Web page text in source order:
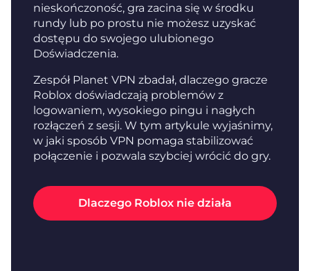
nieskończoność, gra zacina się w środku
rundy lub po prostu nie możesz uzyskać
dostępu do swojego ulubionego
Doświadczenia.
Zespół Planet VPN zbadał, dlaczego gracze
Roblox doświadczają problemów z
logowaniem, wysokiego pingu i nagłych
rozłączeń z sesji. W tym artykule wyjaśnimy,
w jaki sposób VPN pomaga stabilizować
połączenie i pozwala szybciej wrócić do gry.
Dlaczego Roblox nie działa